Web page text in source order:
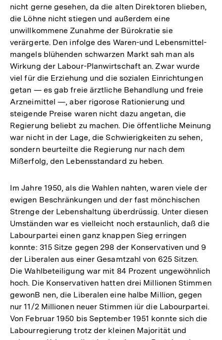
nicht gerne gesehen, da die alten Direktoren blieben,
die Löhne nicht stiegen und außerdem eine
unwillkommene Zunahme der Bürokratie sie
verärgerte. Den infolge des Waren-und Lebensmittel-
mangels blühenden schwarzen Markt sah man als
Wirkung der Labour-Planwirtschaft an. Zwar wurde
viel für die Erziehung und die sozialen Einrichtungen
getan — es gab freie ärztliche Behandlung und freie
Arzneimittel —, aber rigorose Rationierung und
steigende Preise waren nicht dazu angetan, die
Regierung beliebt zu machen. Die öffentliche Meinung
war nicht in der Lage, die Schwierigkeiten zu sehen,
sondern beurteilte die Regierung nur nach dem
Mißerfolg, den Lebensstandard zu heben.
Im Jahre 1950, als die Wahlen nahten, waren viele der
ewigen Beschränkungen und der fast mönchischen
Strenge der Lebenshaltung überdrüssig. Unter diesen
Umständen war es vielleicht noch erstaunlich, daß die
Labourpartei einen ganz knappen Sieg erringen
konnte: 315 Sitze gegen 298 der Konservativen und 9
der Liberalen aus einer Gesamtzahl von 625 Sitzen.
Die Wahlbeteiligung war mit 84 Prozent ungewöhnlich
hoch. Die Konservativen hatten drei Millionen Stimmen
gewonB nen, die Liberalen eine halbe Million, gegen
nur 11/2 Millionen neuer Stimmen iür die Labourpartei.
Von Februar 1950 bis September 1951 konnte sich die
Labourregierung trotz der kleinen Majorität und